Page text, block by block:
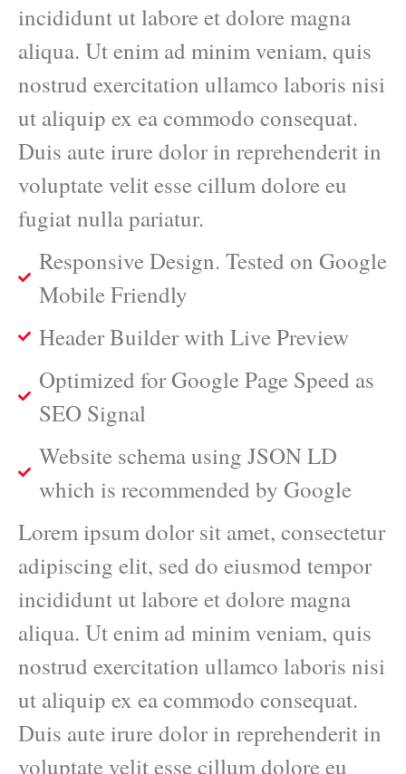
incididunt ut labore et dolore magna
aliqua. Ut enim ad minim veniam, quis
nostrud exercitation ullamco laboris nisi
ut aliquip ex ea commodo consequat.
Duis aute irure dolor in reprehenderit in
voluptate velit esse cillum dolore eu
fugiat nulla pariatur.
Responsive Design. Tested on Google
Mobile Friendly
Header Builder with Live Preview
Optimized for Google Page Speed as
SEO Signal
Website schema using JSON LD
which is recommended by Google
Lorem ipsum dolor sit amet, consectetur
adipiscing elit, sed do eiusmod tempor
incididunt ut labore et dolore magna
aliqua. Ut enim ad minim veniam, quis
nostrud exercitation ullamco laboris nisi
ut aliquip ex ea commodo consequat.
Duis aute irure dolor in reprehenderit in
voluptate velit esse cillum dolore eu